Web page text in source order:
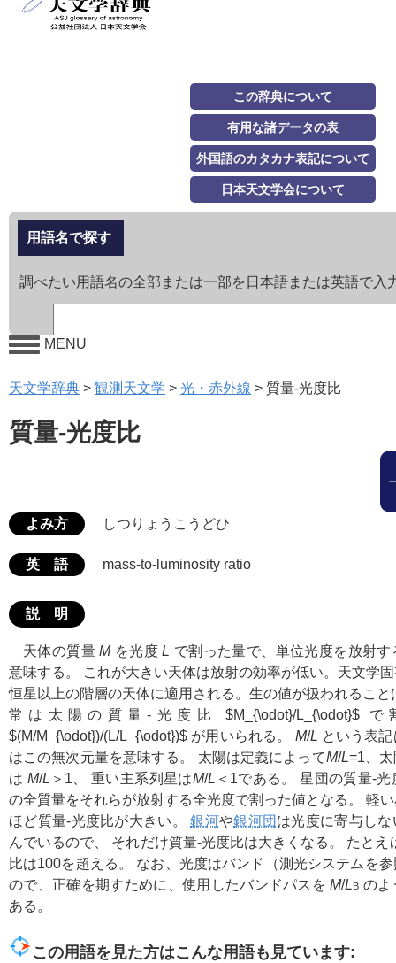
この辞典について
有用な諸データの表
外国語のカタカナ表記について
日本天文学会について
用語名で探す
調べたい用語名の全部または一部を日本語または英語で入
MENU
天文学辞典 > 観測天文学 > 光・赤外線 > 質量-光度比
質量-光度比
よみ方 しつりょうこうどひ
英 語 mass-to-luminosity ratio
説 明
天体の質量Mを光度L で割った量で、単位光度を放射
意味する。 これが大きい天体は放射の効率が低い。天文学
恒星以上の階層の天体に適用される。生の値が扱われること
常は太陽の質量-光度比$M_{\odot}/L_{\odot}$ で
$(M/M_{\odot})/(L/L_{\odot})$ が用いられる。 M/L という表
はこの無次元量を意味する。 太陽は定義によってM/L=1、
は M/L ＞1、 重い主系列星はM/L ＜1である。 星団の質量-
の全質量をそれらが放射する全光度で割った値となる。 軽
ほど質量-光度比が大きい。銀河や銀河団 は光度に寄与しな
んでいるので、 それだけ質量-光度比は大きくなる。 たとえ
比は100を超える。 なお、光度はバンド（測光システムを
ので、正確を期すために、使用したバンドパスをM/L B のよ
ある。
この用語を見た方はこんな用語も見ています: